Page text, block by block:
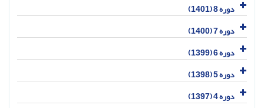
دوره 8 (1401)
دوره 7 (1400)
دوره 6 (1399)
دوره 5 (1398)
دوره 4 (1397)